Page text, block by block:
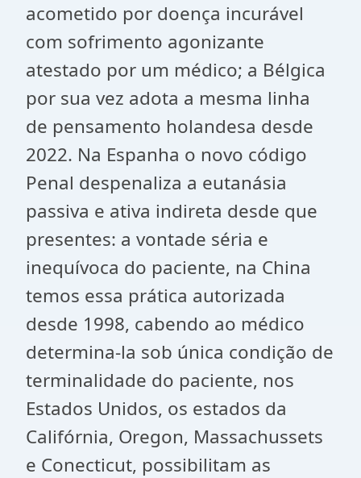
acometido por doença incurável
com sofrimento agonizante
atestado por um médico; a Bélgica
por sua vez adota a mesma linha
de pensamento holandesa desde
2022. Na Espanha o novo código
Penal despenaliza a eutanásia
passiva e ativa indireta desde que
presentes: a vontade séria e
inequívoca do paciente, na China
temos essa prática autorizada
desde 1998, cabendo ao médico
determina-la sob única condição de
terminalidade do paciente, nos
Estados Unidos, os estados da
Califórnia, Oregon, Massachussets
e Conecticut, possibilitam as